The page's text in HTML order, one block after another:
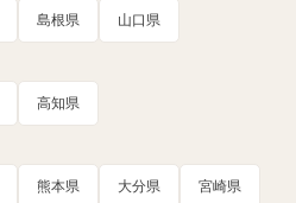
島根県 山口県
高知県
熊本県 大分県 宮崎県